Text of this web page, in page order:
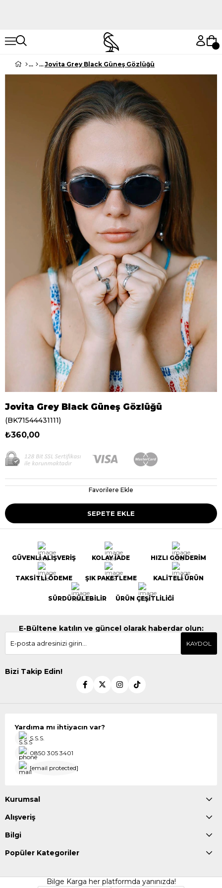
Jovita Grey Black Güneş Gözlüğü
Jovita Grey Black Güneş Gözlüğü
(BK71544431111)
₺360,00
Favorilere Ekle
GÜVENLİ ALIŞVERİŞ KOLAY İADE HIZLI GÖNDERİM
TAKSİTLİ ÖDEME ŞIK PAKETLEME KALİTELİ ÜRÜN
SÜRDÜRÜLEBİLİR ÜRÜN ÇEŞİTLİLİĞİ
E-Bültene katılın ve güncel olarak haberdar olun:
KAYDOL
Bizi Takip Edin!
Yardıma mı ihtiyacın var?
S.S.S.
0850 305 3401
[email protected]
Kurumsal
Alışveriş
Bilgi
Popüler Kategoriler
Bilge Karga her platformda yanınızda!